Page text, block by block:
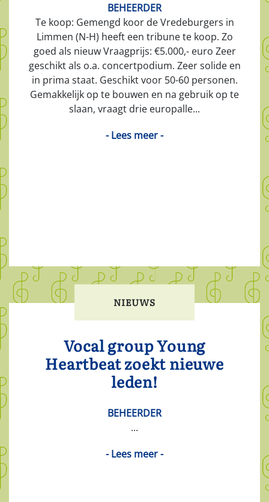
BEHEERDER
Te koop: Gemengd koor de Vredeburgers in
Limmen (N-H) heeft een tribune te koop. Zo
goed als nieuw Vraagprijs: €5.000,- euro Zeer
geschikt als o.a. concertpodium. Zeer solide en
in prima staat. Geschikt voor 50-60 personen.
Gemakkelijk op te bouwen en na gebruik op te
slaan, vraagt drie europalle...
- Lees meer -
NIEUWS
Vocal group Young
Heartbeat zoekt nieuwe
leden!
BEHEERDER
...
- Lees meer -